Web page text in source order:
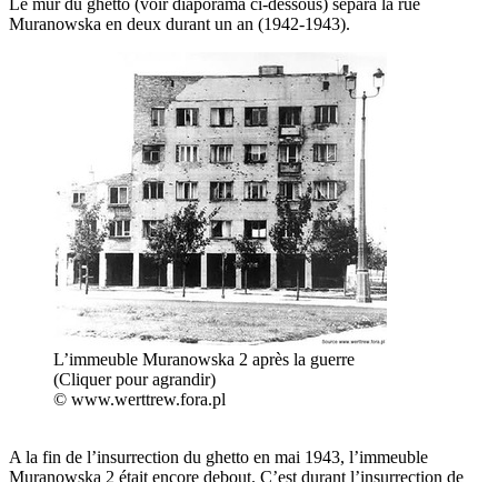
Muranowska en deux durant un an (1942-1943).
L’immeuble Muranowska 2 après la guerre
(Cliquer pour agrandir)
© www.werttrew.fora.pl
A la fin de l’insurrection du ghetto en mai 1943, l’immeuble
Muranowska 2 était encore debout. C’est durant l’insurrection de